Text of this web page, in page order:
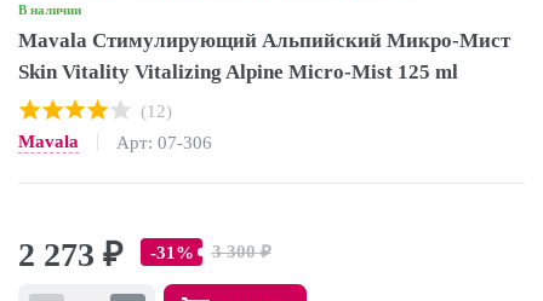
В наличии
Mavala Стимулирующий Альпийский Микро-Мист
Skin Vitality Vitalizing Alpine Micro-Mist 125 ml
(12)
Mavala
Арт: 07-306
2 273 ₽ -31% 3 300 ₽